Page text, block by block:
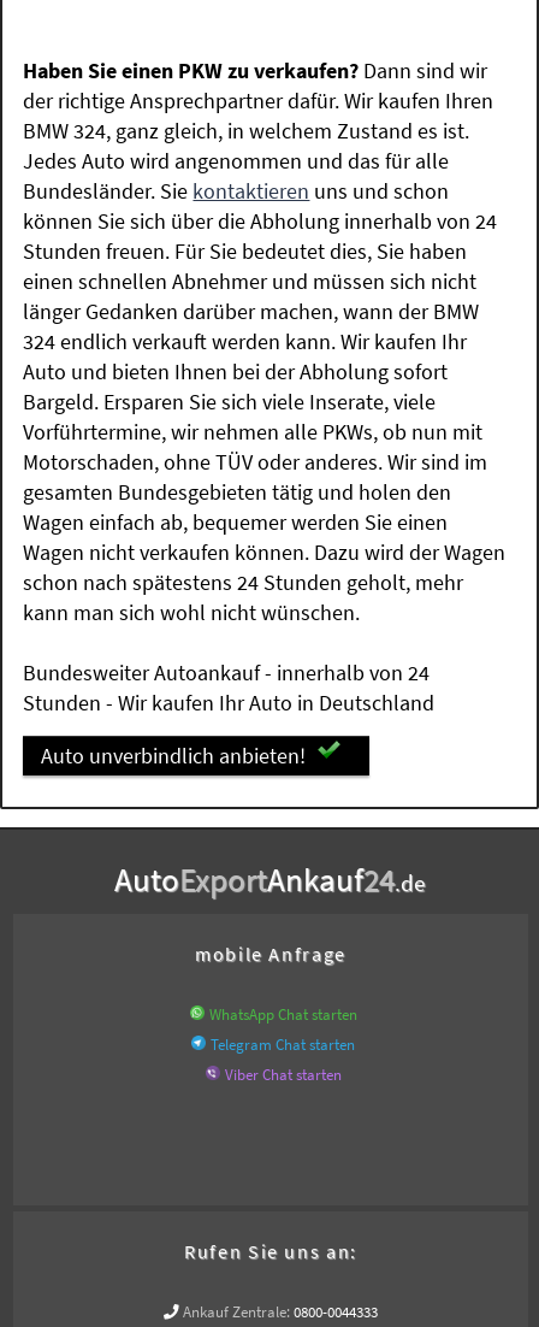
Haben Sie einen PKW zu verkaufen? Dann sind wir
der richtige Ansprechpartner dafür. Wir kaufen Ihren
BMW 324, ganz gleich, in welchem Zustand es ist.
Jedes Auto wird angenommen und das für alle
Bundesländer. Sie kontaktieren uns und schon
können Sie sich über die Abholung innerhalb von 24
Stunden freuen. Für Sie bedeutet dies, Sie haben
einen schnellen Abnehmer und müssen sich nicht
länger Gedanken darüber machen, wann der BMW
324 endlich verkauft werden kann. Wir kaufen Ihr
Auto und bieten Ihnen bei der Abholung sofort
Bargeld. Ersparen Sie sich viele Inserate, viele
Vorführtermine, wir nehmen alle PKWs, ob nun mit
Motorschaden, ohne TÜV oder anderes. Wir sind im
gesamten Bundesgebieten tätig und holen den
Wagen einfach ab, bequemer werden Sie einen
Wagen nicht verkaufen können. Dazu wird der Wagen
schon nach spätestens 24 Stunden geholt, mehr
kann man sich wohl nicht wünschen.
Bundesweiter Autoankauf - innerhalb von 24
Stunden - Wir kaufen Ihr Auto in Deutschland
Auto unverbindlich anbieten!
AutoExportAnkauf24.de
mobile Anfrage
WhatsApp Chat starten
Telegram Chat starten
Viber Chat starten
Rufen Sie uns an:
Ankauf Zentrale: 0800-0044333